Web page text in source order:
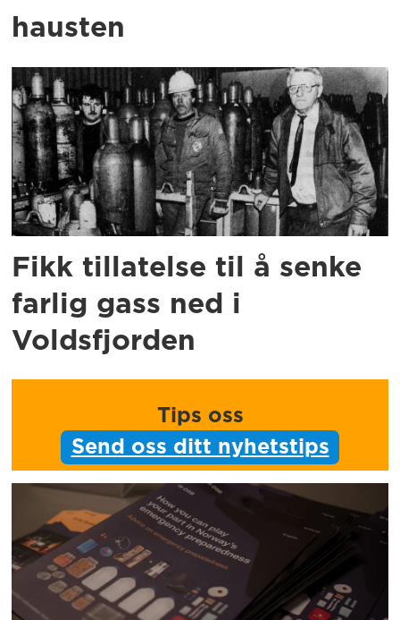
hausten
Fikk tillatelse til å senke
farlig gass ned i
Voldsfjorden
Tips oss
Send oss ditt nyhetstips